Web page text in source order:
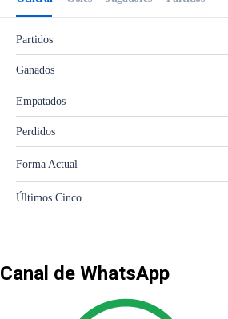
Canal de WhatsApp